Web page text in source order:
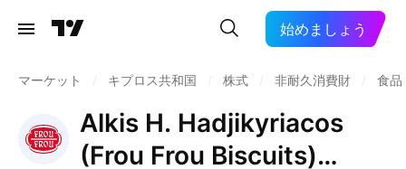
始めましょう
マーケット キプロス共和国 株式 非耐久消費財 食品
Alkis H. Hadjikyriacos
(Frou Frou Biscuits)